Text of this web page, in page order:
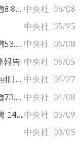
【公告】杭特 2026年5月合併營收1893.2萬元 年增8.88% 中央社 06/08
中央社 05/25
【公告】杭特 2026年4月合併營收2179.9萬元 年增53.7% 中央社 05/08
報告 中央社 05/05
【公告】杭特115年第一季財務報告董事會預計召開日期為115年5月5日 中央社 04/27
【公告】杭特 2026年3月合併營收2739.3萬元 年增73.17% 中央社 04/08
【公告】杭特 2026年2月合併營收1184.7萬元 年增-14.58%中央社 03/09
中央社 03/05